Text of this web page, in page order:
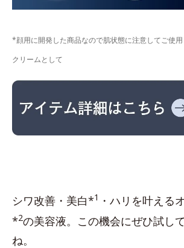
*顔用に開発した商品なので肌状態に注意してご使
クリームとして
シワ改善・美白*1 ・ハリを叶える
*2の美容液。この機会にぜひ試し
ね。